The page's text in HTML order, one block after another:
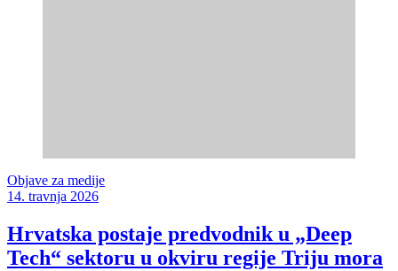
Objave za medije
14. travnja 2026
Hrvatska postaje predvodnik u „Deep
Tech“ sektoru u okviru regije Triju mora